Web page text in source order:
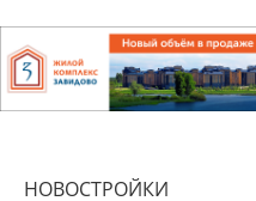
НОВОСТРОЙКИ